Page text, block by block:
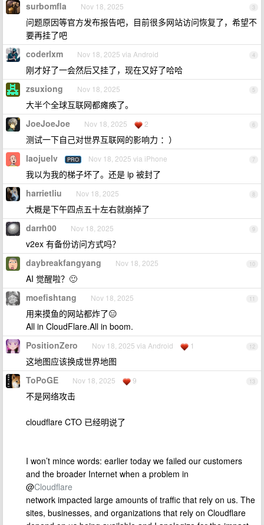
3
surbomfla Nov 18, 2025
问题原因等官方发布报告吧，目前很多网站访问恢复了，希望不
要再挂了吧
4
coderlxm Nov 18, 2025 via Android
刚才好了一会然后又挂了，现在又好了哈哈
5
zsuxiong Nov 18, 2025
大半个全球互联网都瘫痪了。
6
JoeJoeJoe Nov 18, 2025 2
测试一下自己对世界互联网的影响力 ：）
7
laojuelv PRO Nov 18, 2025 via iPhone
我以为我的梯子坏了。还是 ip 被封了
8
harrietliu Nov 18, 2025
大概是下午四点五十左右就崩掉了
9
darrh00 Nov 18, 2025
v2ex 有备份访问方式吗？
10
daybreakfangyang Nov 18, 2025
AI 觉醒啦？🙂
11
moefishtang Nov 18, 2025
用来摸鱼的网站都炸了😑
All in CloudFlare.All in boom.
12
PositionZero Nov 18, 2025 via Android 1
这地图应该换成世界地图
13
ToPoGE Nov 18, 2025 9
不是网络攻击
cloudflare CTO 已经明说了
I won’t mince words: earlier today we failed our customers
and the broader Internet when a problem in
@Cloudflare
network impacted large amounts of traffic that rely on us. The
sites, businesses, and organizations that rely on Cloudflare